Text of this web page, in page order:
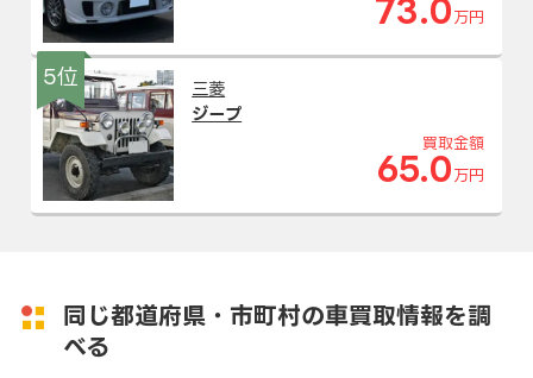
73.0 万円
5位
三菱
ジープ
買取金額
65.0 万円
同じ都道府県・市町村の車買取情報を調
べる